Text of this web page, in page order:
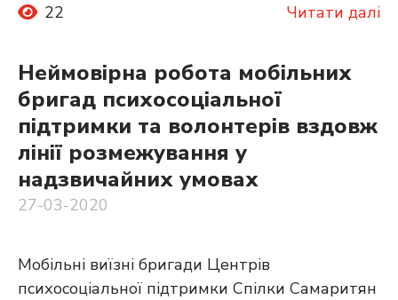
22
Читати далі
Неймовірна робота мобільних
бригад психосоціальної
підтримки та волонтерів вздовж
лінії розмежування у
надзвичайних умовах
27-03-2020
Мобільні виїзні бригади Центрів
психосоціальної підтримки Спілки Самаритян